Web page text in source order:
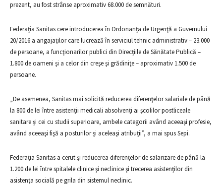
prezent, au fost strânse aproximativ 68.000 de semnături.
Federaţia Sanitas cere introducerea în Ordonanţa de Urgenţă a Guvernului
20/2016 a angajaţilor care lucrează în serviciul tehnic administrativ – 23.000
de persoane, a funcţionarilor publici din Direcţiile de Sănătate Publică –
1.800 de oameni şi a celor din creşe şi grădiniţe – aproximativ 1.500 de
persoane.
„De asemenea, Sanitas mai solicită reducerea diferenţelor salariale de până
la 800 de lei între asistenţii medicali absolvenţi ai şcolilor postliceale
sanitare şi cei cu studii superioare, ambele categorii având aceeaşi profesie,
având aceeaşi fişă a posturilor şi aceleaşi atribuţii”, a mai spus Sepi.
Federaţia Sanitas a cerut şi reducerea diferenţelor de salarizare de până la
1.200 de lei între spitalele clinice şi neclinice şi trecerea asistenţilor din
asistenţa socială pe grila din sistemul neclinic.